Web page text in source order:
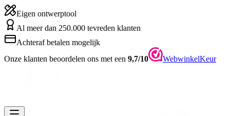
Eigen ontwerptool
Al meer dan 250.000 tevreden klanten
Achteraf betalen mogelijk
Onze klanten beoordelen ons met een 9,7/10 WebwinkelKeur